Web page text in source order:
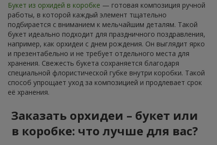
Букет из орхидей в коробке — готовая композиция ручной
работы, в которой каждый элемент тщательно
подбирается с вниманием к мельчайшим деталям. Такой
букет идеально подходит для праздничного поздравления,
например, как орхидеи с днем рождения. Он выглядит ярко
и презентабельно и не требует отдельного места для
хранения. Свежесть букета сохраняется благодаря
специальной флористической губке внутри коробки. Такой
способ упрощает уход за композицией и продлевает срок
её хранения.
Заказать орхидеи – букет или
в коробке: что лучше для вас?